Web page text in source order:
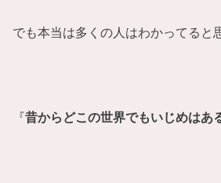
でも本当は多くの人はわかってると
『昔からどこの世界でもいじめはあ